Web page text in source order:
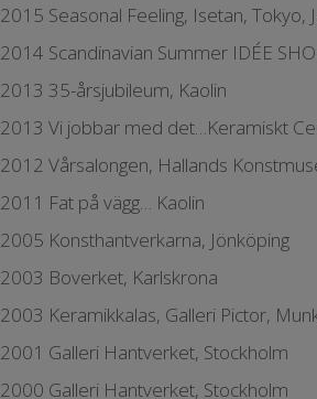
2015 Seasonal Feeling, Isetan, Tokyo,
2014 Scandinavian Summer IDÉE
2013 35-årsjubileum, Kaolin
2013 Vi jobbar med det…Keramiskt
2012 Vårsalongen, Hallands
2011 Fat på vägg… Kaolin
2005 Konsthantverkarna, Jönköping
2003 Boverket, Karlskrona
2003 Keramikkalas, Galleri Pictor,
2001 Galleri Hantverket, Stockholm
2000 Galleri Hantverket, Stockholm